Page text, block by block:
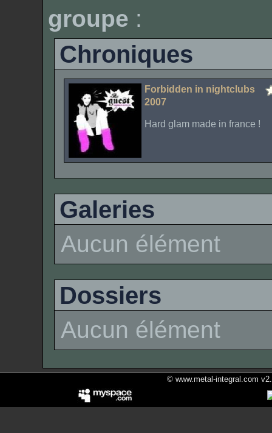
groupe :
Chroniques
Forbidden in nightclubs
2007
Hard glam made in france !
Galeries
Aucun élément
Dossiers
Aucun élément
© www.metal-integral.com